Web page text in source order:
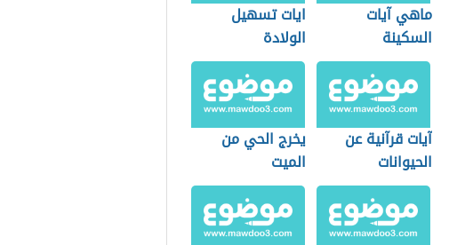
ماهي آيات
السكينة
ايات تسهيل
الولادة
آيات قرآنية عن
الحيوانات
يخرج الحي من
الميت